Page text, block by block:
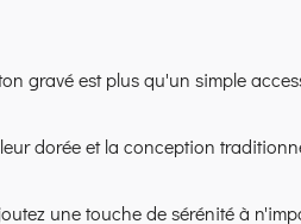
gravé est plus qu'un simple
dorée et la conception
une touche de sérénité à